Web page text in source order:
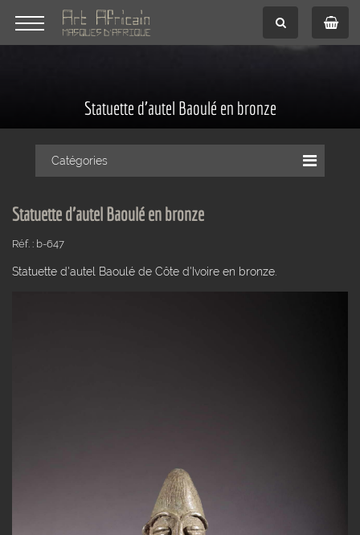
Statuette d'autel Baoulé en bronze
Catégories
Statuette d'autel Baoulé en bronze
Réf. : b-647
Statuette d'autel Baoulé de Côte d'Ivoire en bronze.